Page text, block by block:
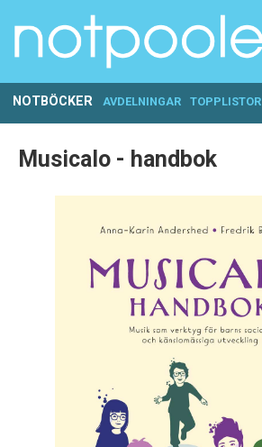
NOTBÖCKER AVDELNINGAR TOPPLISTOR
Musicalo - handbok